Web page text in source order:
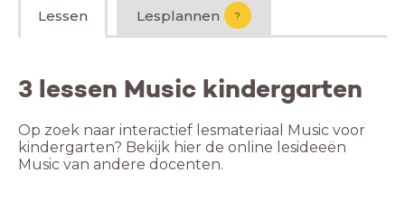
Lessen Lesplannen ?
3 lessen Music kindergarten
Op zoek naar interactief lesmateriaal Music voor
kindergarten? Bekijk hier de online lesideeën
Music van andere docenten.